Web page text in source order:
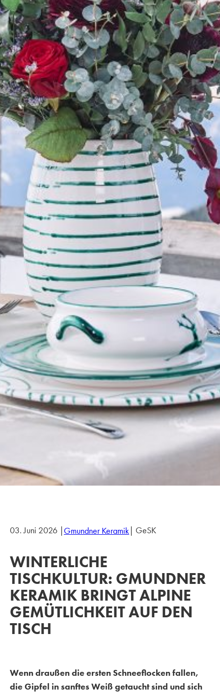
03. Juni 2026 |Gmundner Keramik| GeSK
WINTERLICHE
TISCHKULTUR: GMUNDNER
KERAMIK BRINGT ALPINE
GEMÜTLICHKEIT AUF DEN
TISCH
Wenn draußen die ersten Schneeflocken fallen,
die Gipfel in sanftes Weiß getaucht sind und sich